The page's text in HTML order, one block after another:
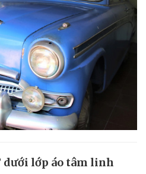
dưới lớp áo tâm linh